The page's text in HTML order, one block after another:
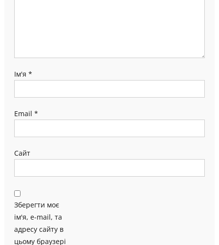
Ім'я *
Email *
Сайт
Зберегти моє
ім'я, e-mail, та
адресу сайту в
цьому браузері